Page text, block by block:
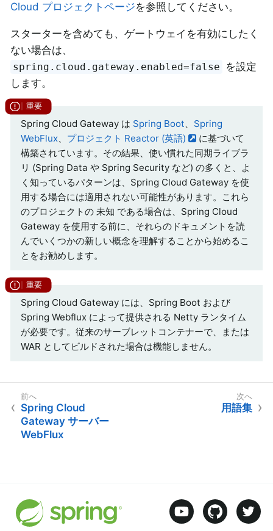
Cloud プロジェクトページを参照してください。
スターターを含めても、ゲートウェイを有効にしたく
ない場合は、
spring.cloud.gateway.enabled=false
を設定
します。
Spring Cloud Gateway は Spring Boot、 Spring
WebFlux、 プロジェクト Reactor (英語)
に基づいて
構築されています。その結果、使い慣れた同期ライブラ
リ (Spring Data や Spring Security など) の多くと、よ
く知っているパターンは、Spring Cloud Gateway を使
用する場合には適用されない可能性があります。これら
のプロジェクトの 未知 である場合は、Spring Cloud
Gateway を使用する前に、それらのドキュメントを読
んでいくつかの新しい概念を理解することから始めるこ
とをお勧めします。
Spring Cloud Gateway には、Spring Boot および
Spring Webflux によって提供される Netty ランタイム
が必要です。従来のサーブレットコンテナーで、または
WAR としてビルドされた場合は機能しません。
Spring Cloud
Gateway サーバー
WebFlux
用語集